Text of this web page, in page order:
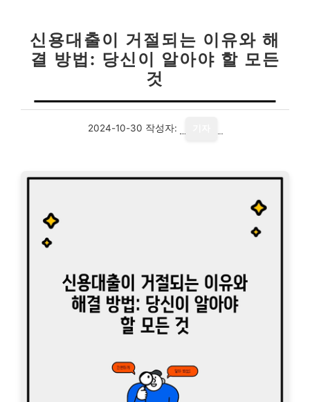
신용대출이 거절되는 이유와 해
결 방법: 당신이 알아야 할 모든
것
2024-10-30 작성자: